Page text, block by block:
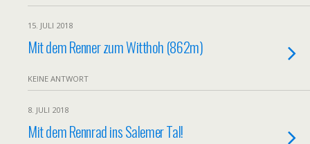
15. JULI 2018
Mit dem Renner zum Witthoh (862m)
KEINE ANTWORT
8. JULI 2018
Mit dem Rennrad ins Salemer Tal!